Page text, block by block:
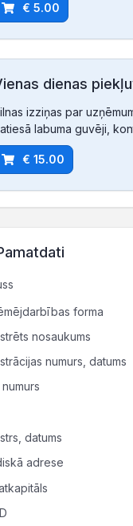
€ 5.00
dienas
izziņas par
labuma guvēji,
€ 15.00
forma
nosaukums
numurs, datums
datums
adrese